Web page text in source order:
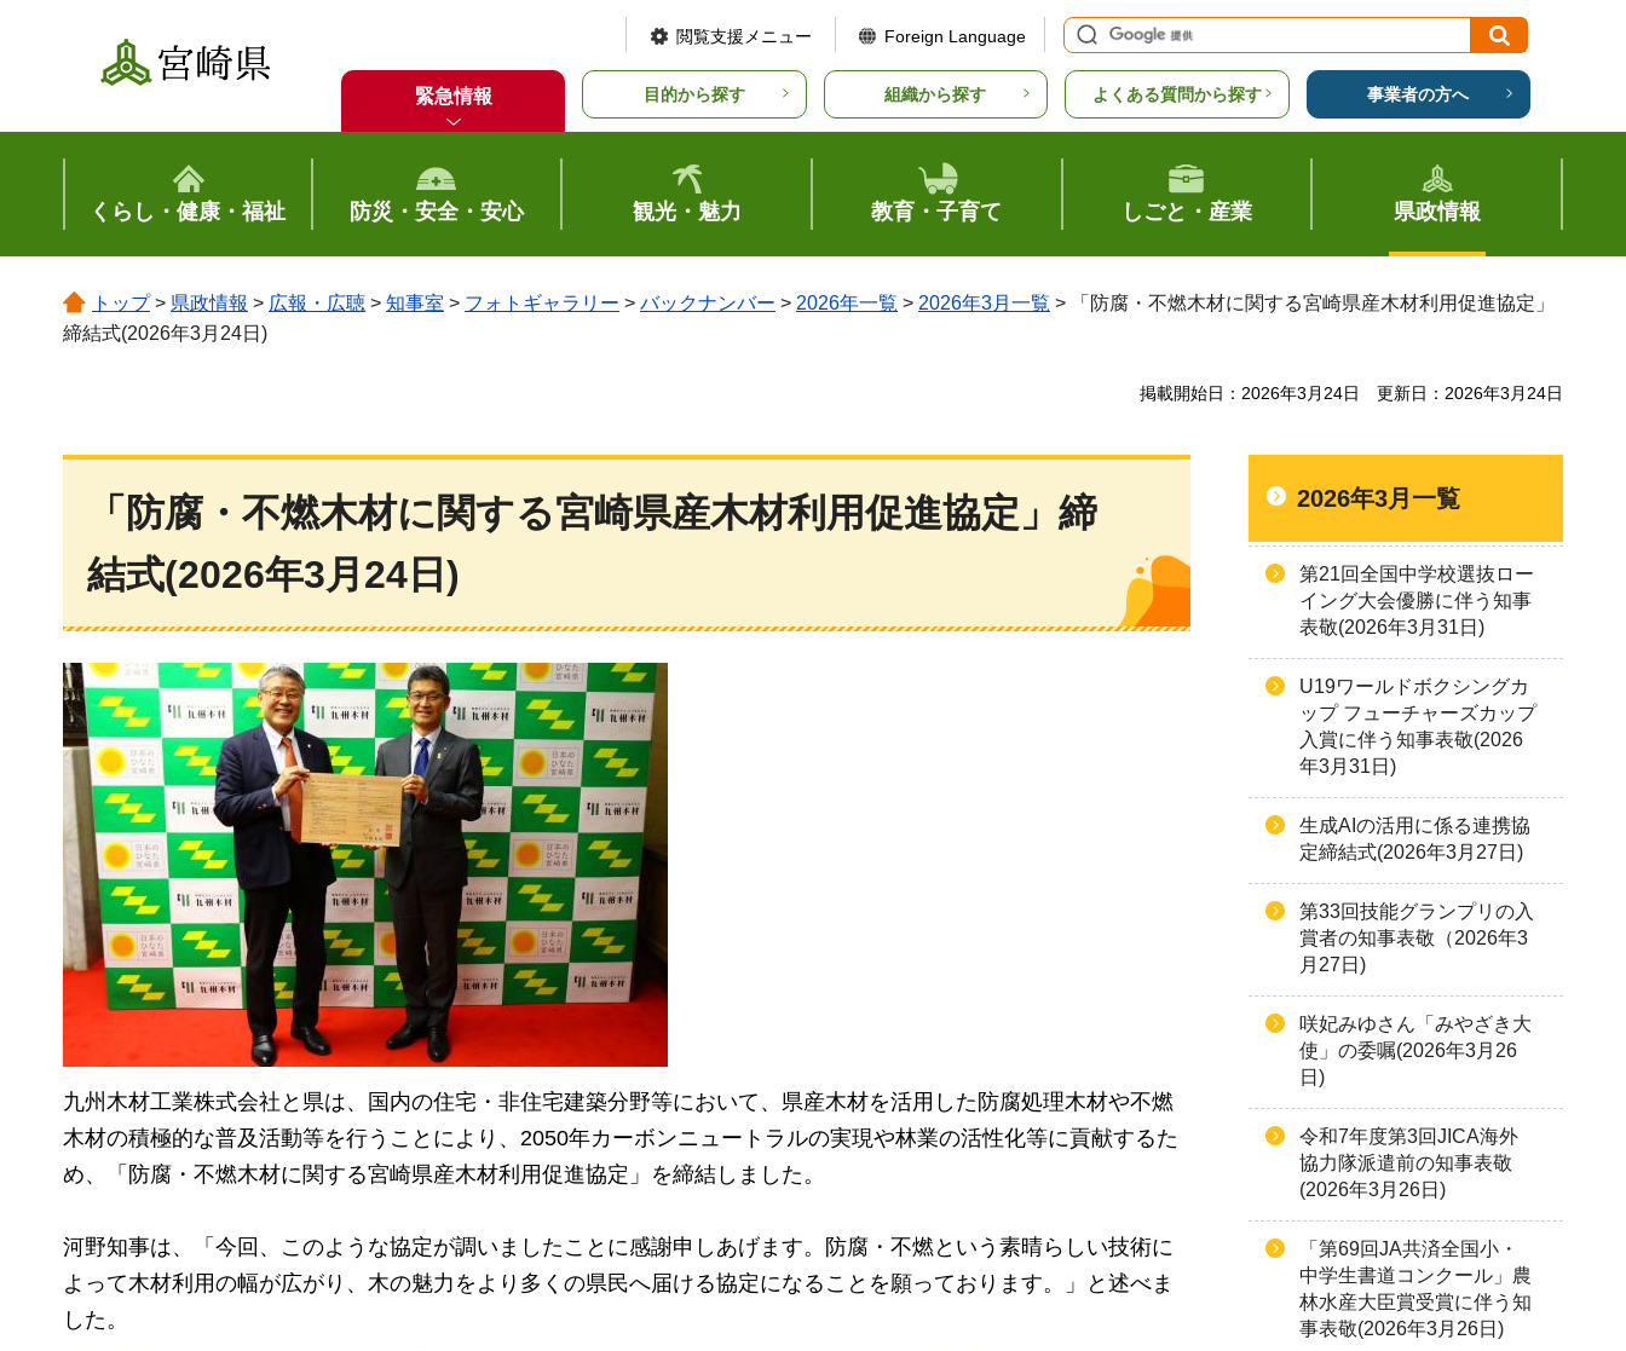
宮崎県
閲覧支援メニュー Foreign Language
緊急情報 目的から探す 組織から探す よくある質問から探す 事業者の方へ
くらし・健康・福祉 防災・安全・安心 観光・魅力 教育・子育て しごと・産業 県政情報
トップ> 県政情報 > 広報・広聴 > 知事室 > フォトギャラリー > バックナンバー > 2026年一覧 > 2026年3月一覧 > 「防腐・不燃木材に関する宮崎県産木材利用促進協定」
締結式(2026年3月24日)
掲載開始日：2026年3月24日 更新日：2026年3月24日
「防腐・不燃木材に関する宮崎県産木材利用促進協定」締
結式(2026年3月24日)
九州木材工業株式会社と県は、国内の住宅・非住宅建築分野等において、県産木材を活用した防腐処理木材や不燃
木材の積極的な普及活動等を行うことにより、2050年カーボンニュートラルの実現や林業の活性化等に貢献するた
め、「防腐・不燃木材に関する宮崎県産木材利用促進協定」を締結しました。
河野知事は、「今回、このような協定が調いましたことに感謝申しあげます。防腐・不燃という素晴らしい技術に
よって木材利用の幅が広がり、木の魅力をより多くの県民へ届ける協定になることを願っております。」と述べま
した。
2026年3月一覧
第21回全国中学校選抜ロー
イング大会優勝に伴う知事
表敬(2026年3月31日)
U19ワールドボクシングカ
ップ フューチャーズカップ
入賞に伴う知事表敬(2026
年3月31日)
生成AIの活用に係る連携協
定締結式(2026年3月27日)
第33回技能グランプリの入
賞者の知事表敬（2026年3
月27日)
咲妃みゆさん「みやざき大
使」の委嘱(2026年3月26
日)
令和7年度第3回JICA海外
協力隊派遣前の知事表敬
(2026年3月26日)
「第69回JA共済全国小・
中学生書道コンクール」農
林水産大臣賞受賞に伴う知
事表敬(2026年3月26日)